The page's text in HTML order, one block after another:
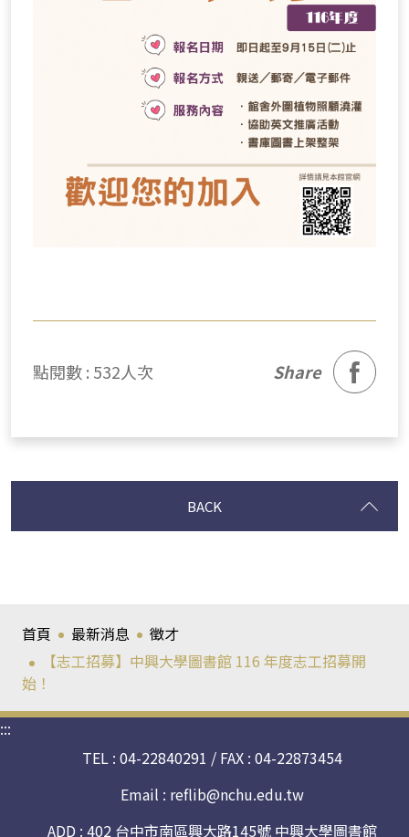
點閱數 : 532人次 Share
facebook
BACK
首頁 最新消息
徵才
【志工招募】中興大學圖書館 116 年度志工招募開
始！
:::
TEL : 04-22840291 / FAX : 04-22873454
Email : reflib@nchu.edu.tw
ADD : 402 台中市南區興大路145號 中興大學圖書館